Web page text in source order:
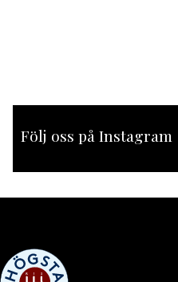
Följ oss på Instagram